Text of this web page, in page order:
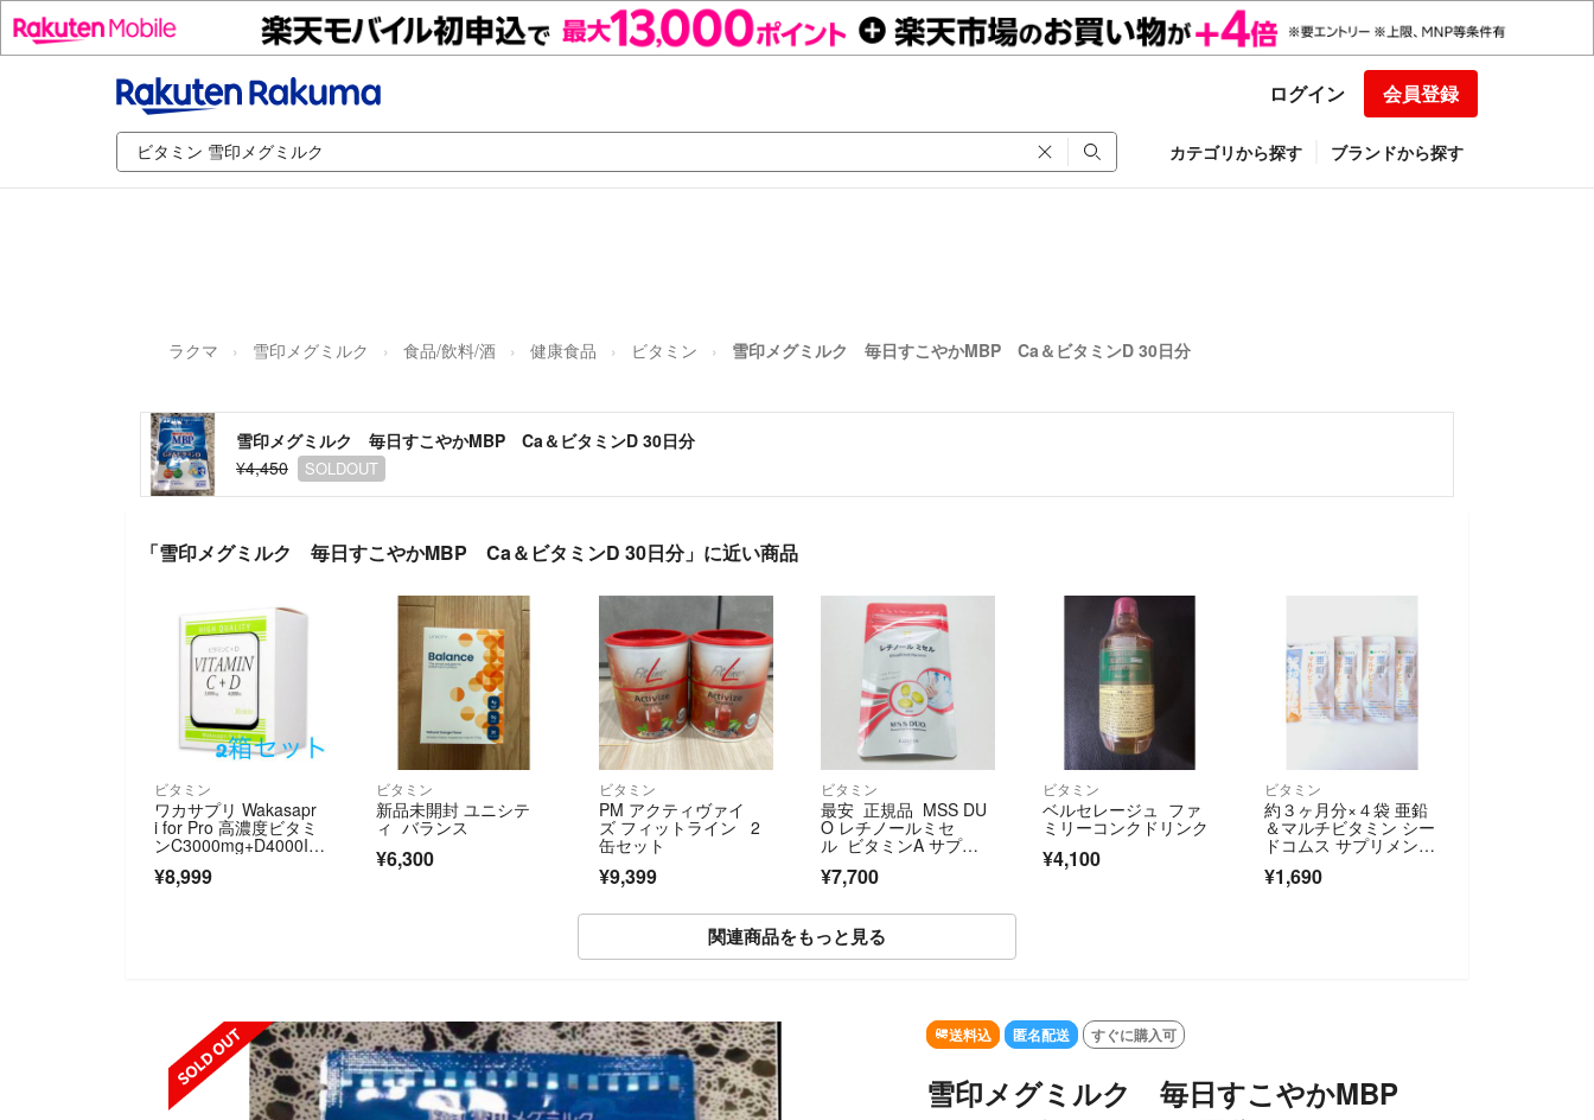
ログイン 会員登録
カテゴリから探す ブランドから探す
ラクマ 雪印メグミルク 食品/飲料/酒 健康食品 ビタミン 雪印メグミルク 毎日すこやかMBP Ca＆ビタミンD 30日分
雪印メグミルク 毎日すこやかMBP Ca＆ビタミンD 30日分
¥4,450
SOLDOUT
「雪印メグミルク 毎日すこやかMBP Ca＆ビタミンD 30日分」に近い商品
ビタミン
ワカサプリ Wakasapr
i for Pro 高濃度ビタミ
ンC3000mg+D4000I
U 2箱セット 60包
¥8,999
ビタミン
新品未開封 ユニシテ
ィ バランス
¥6,300
ビタミン
PM アクティヴァイ
ズ フィットライン 2
缶セット
¥9,399
ビタミン
最安 正規品 MSS DU
O レチノールミセ
ル ビタミンA サプ
リ 60カプセル
¥7,700
ビタミン
ベルセレージュ ファ
ミリーコンクドリンク
¥4,100
ビタミン
約３ヶ月分×４袋 亜鉛
＆マルチビタミン シー
ドコムス サプリメン
ト （約１２ヶ月分）
¥1,690
関連商品をもっと見る
SOLD OUT 送料込 匿名配送 すぐに購入可
雪印メグミルク 毎日すこやかMBP